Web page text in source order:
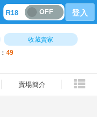
R18 OFF 登入
收藏賣家
49
賣場簡介
賣場簡介